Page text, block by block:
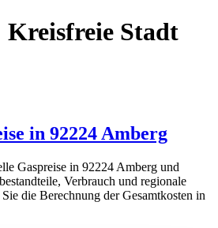
Kreisfreie Stadt
in 92224 Amberg
Gaspreise in 92224 Amberg und
Verbrauch und regionale
die Berechnung der Gesamtkosten in